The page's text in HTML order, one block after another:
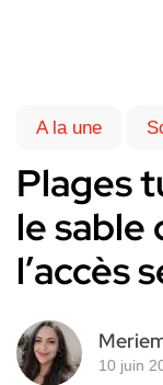
A la une
Plages
le sable
l’accès
10 juin